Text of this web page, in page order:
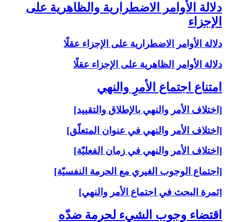
دلالة الأوامر الاضطرارية والظاهرية على
الإجزاء
دلالة الأوامر الاضطرارية على الإجزاء عقلًا
دلالة الأوامر الظاهرية على الإجزاء عقلًا
امتناع اجتماع الأمرِ والنهي‏
[اختلاف الأمر والنهي بالإطلاق والتقييد]
[اختلاف الأمر والنهي في عنوان المتعلّق]
[اختلاف الأمر والنهي في زمان الفعليّة]
[اجتماع الوجوب الغيري مع الحرمة النفسيّة]
[ثمرة البحث في اجتماع الأمر والنهي]
اقتضاء وجوب الشي‏ء لحرمة ضدّه‏